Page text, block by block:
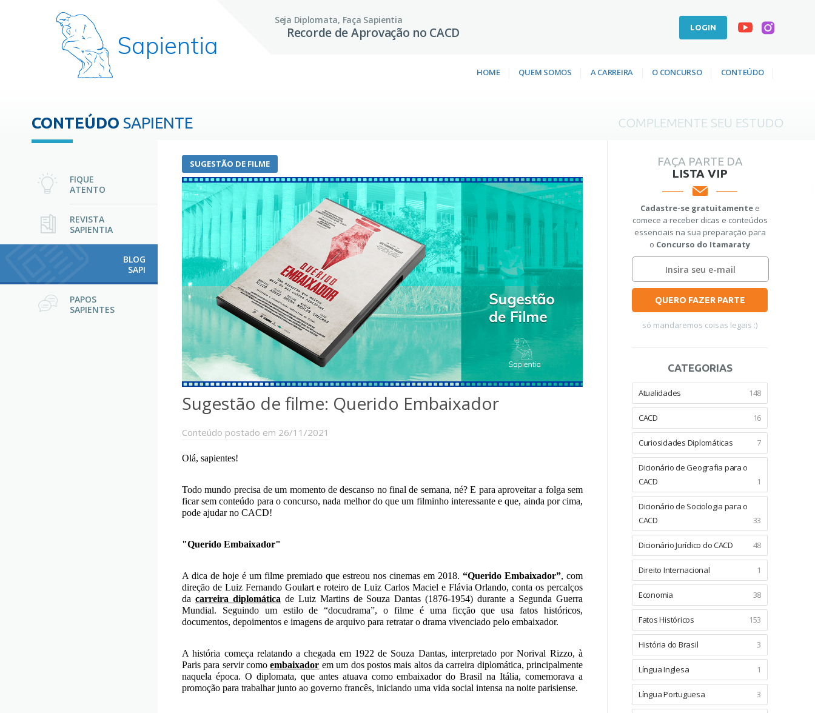
Sapientia
Seja Diplomata, Faça Sapientia
Recorde de Aprovação no CACD LOGIN
HOME QUEM SOMOS A CARREIRA O CONCURSO CONTEÚDO
CONTEÚDO SAPIENTE COMPLEMENTE SEU ESTUDO
FIQUE
ATENTO
REVISTA
SAPIENTIA
BLOG
SAPI
PAPOS
SAPIENTES
SUGESTÃO DE FILME
Sugestão de filme: Querido Embaixador
Conteúdo postado em 26/11/2021
Olá, sapientes!
Todo mundo precisa de um momento de descanso no final de semana, né? E para aproveitar a folga sem
ficar sem conteúdo para o concurso, nada melhor do que um filminho interessante e que, ainda por cima,
pode ajudar no CACD!
"Querido Embaixador"
A dica de hoje é um filme premiado que estreou nos cinemas em 2018. “Querido Embaixador”, com
direção de Luiz Fernando Goulart e roteiro de Luiz Carlos Maciel e Flávia Orlando, conta os percalços
da carreira diplomática de Luiz Martins de Souza Dantas (1876-1954) durante a Segunda Guerra
Mundial. Seguindo um estilo de “docudrama”, o filme é uma ficção que usa fatos históricos,
documentos, depoimentos e imagens de arquivo para retratar o drama vivenciado pelo embaixador.
A história começa relatando a chegada em 1922 de Souza Dantas, interpretado por Norival Rizzo, à
Paris para servir comoembaixador em um dos postos mais altos da carreira diplomática, principalmente
naquela época. O diplomata, que antes atuava como embaixador do Brasil na Itália, comemorava a
promoção para trabalhar junto ao governo francês, iniciando uma vida social intensa na noite parisiense.
FAÇA PARTE DA
LISTA VIP
Cadastre-se gratuitamentee
comece a receber dicas e conteúdos
essenciais na sua preparação para
o Concurso do Itamaraty
QUERO FAZER PARTE
só mandaremos coisas legais :)
CATEGORIAS
Atualidades 148
CACD 16
Curiosidades Diplomáticas 7
Dicionário de Geografia para o
CACD
1
Dicionário de Sociologia para o
CACD
33
Dicionário Jurídico do CACD 48
Direito Internacional 1
Economia 38
Fatos Históricos 153
História do Brasil 3
Língua Inglesa 1
Língua Portuguesa 3